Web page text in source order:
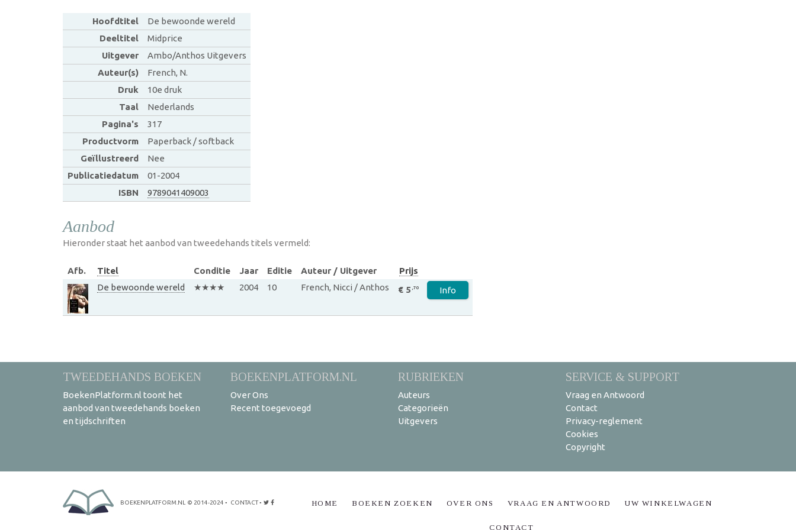
Hoofdtitel
De bewoonde wereld
Deeltitel
Midprice
Uitgever
Ambo/Anthos Uitgevers
Auteur(s)
French, N.
Druk
10e druk
Taal
Nederlands
Pagina's
317
Productvorm
Paperback / softback
Geïllustreerd
Nee
Publicatiedatum
01-2004
ISBN
9789041409003
Aanbod
Hieronder staat het aanbod van tweedehands titels vermeld:
Afb. Titel Conditie Jaar Editie Auteur / Uitgever
Prijs
De bewoonde wereld
★★★★ 2004 10 French, Nicci / Anthos € 5 ,70 Info
TWEEDEHANDS BOEKEN
BoekenPlatform.nl toont het
aanbod van tweedehands boeken
en tijdschriften
BOEKENPLATFORM.NL
Over Ons
Recent toegevoegd
RUBRIEKEN
Auteurs
Categorieën
Uitgevers
SERVICE & SUPPORT
Vraag en Antwoord
Contact
Privacy-reglement
Cookies
Copyright
BOEKENPLATFORM.NL © 2014-2024 • CONTACT• HOME BOEKEN ZOEKEN OVER ONS VRAAG EN ANTWOORD UW WINKELWAGEN
CONTACT